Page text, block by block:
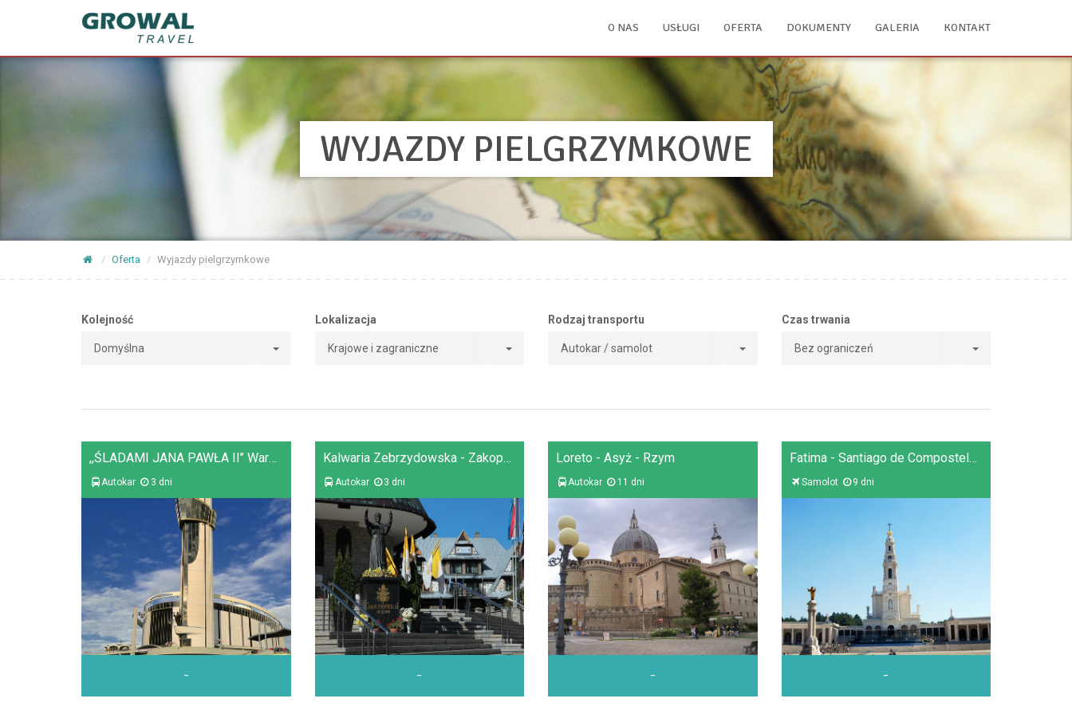
O NAS USŁUGI OFERTA DOKUMENTY GALERIA KONTAKT
WYJAZDY PIELGRZYMKOWE
Oferta Wyjazdy pielgrzymkowe
Kolejność
Domyślna
Lokalizacja
Krajowe i zagraniczne
Rodzaj transportu
Autokar / samolot
Czas trwania
Bez ograniczeń
,,ŚLADAMI JANA PAWŁA II’’ Warszawa - Kraków - Łagiewniki - Zakopane
Autokar 3 dni
-
Kalwaria Zebrzydowska - Zakopane - Częstochowa
Autokar 3 dni
-
Loreto - Asyż - Rzym
Autokar 11 dni
-
Fatima - Santiago de Compostela - PORTO – COIMBRA – ALCOBACA – NAZARE – BATALHA – ALJUSTREL – LIZBONA - AVEIRO
Samolot 9 dni
-